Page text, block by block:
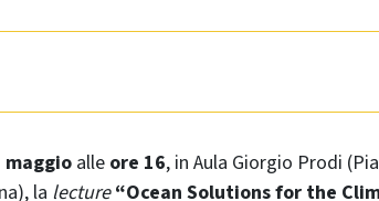
maggio alle ore 16, in Aula Giorgio Prodi
la lecture “Ocean Solutions for the